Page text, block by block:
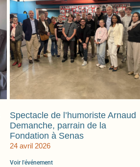
Spectacle de l’humoriste Arnaud
Demanche, parrain de la
Fondation à Senas
24 avril 2026
Voir l'événement